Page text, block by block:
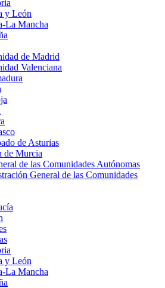
y León
La Mancha
de Madrid
Valenciana
de Asturias
de Murcia
de las Comunidades Autónomas
General de las Comunidades
y León
La Mancha